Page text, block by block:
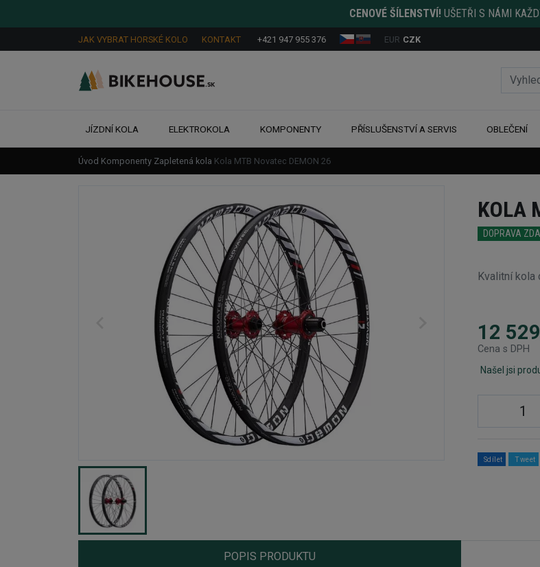
CENOVÉ ŠÍLENSTVÍ! UŠETŘI S NÁMI
JAK VYBRAT HORSKÉ KOLO KONTAKT +421 947 955 376 EUR CZK
JÍZDNÍ KOLA ELEKTROKOLA KOMPONENTY PŘÍSLUŠENSTVÍ A SERVIS OBLEČENÍ
Úvod Komponenty Zapletená kola Kola MTB Novatec DEMON 26
KOLA
DOPRAVA
Kvalitní kola
12
Cena s DPH
Našel jsi
Sdílet Tweet
POPIS PRODUKTU